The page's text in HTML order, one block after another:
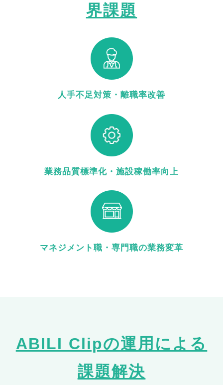
界課題
人手不足対策・離職率改善
業務品質標準化・施設稼働率向上
マネジメント職・専門職の業務変革
ABILI Clipの運用による
課題解決